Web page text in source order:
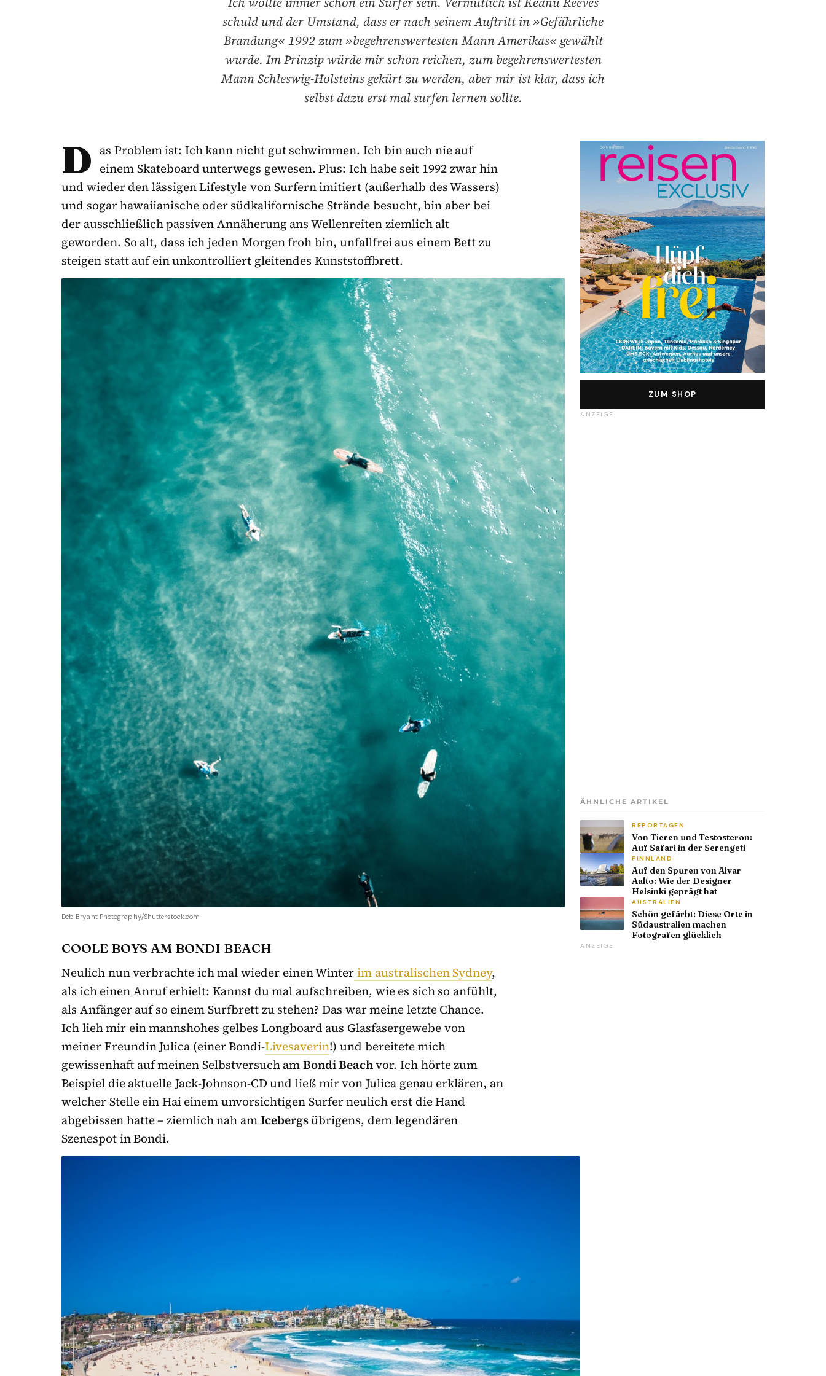
schuld und der Umstand, dass er nach seinem Auftritt in »Gefährliche
Brandung« 1992 zum »begehrenswertesten Mann Amerikas« gewählt
wurde. Im Prinzip würde mir schon reichen, zum begehrenswertesten
Mann Schleswig-Holsteins gekürt zu werden, aber mir ist klar, dass ich
selbst dazu erst mal surfen lernen sollte.
D as Problem ist: Ich kann nicht gut schwimmen. Ich bin auch nie auf
einem Skateboard unterwegs gewesen. Plus: Ich habe seit 1992 zwar hin
und wieder den lässigen Life­style von Surfern imitiert (außerhalb des Wassers)
und sogar hawaiianische oder südkalifornische Strände besucht, bin aber bei
der ausschließlich passiven Annäherung ans Wellenreiten ziemlich alt
geworden. So alt, dass ich jeden Morgen froh bin, unfallfrei aus einem Bett zu
steigen statt auf ein unkontrolliert gleitendes Kunststoffbrett.
Deb Bryant Photography/Shutterstock.com
COOLE BOYS AM BONDI BEACH
Neulich nun verbrachte ich mal wieder einen Winterim australischen Sydney,
als ich einen Anruf erhielt: Kannst du mal aufschreiben, wie es sich so anfühlt,
als Anfänger auf so einem Surfbrett zu stehen? Das war meine letzte Chance.
Ich lieh mir ein mannshohes gelbes Longboard aus Glasfasergewebe von
meiner Freundin Julica (einer Bondi-Livesaverin!) und bereitete mich
gewissenhaft auf meinen Selbstversuch amBondi Beachvor. Ich hörte zum
Beispiel die aktuelle Jack-Johnson-CD und ließ mir von Julica genau erklären, an
welcher Stelle ein Hai einem unvorsichtigen Surfer neulich erst die Hand
abgebissen hatte – ziemlich nah amIcebergsübrigens, dem legendären
Szenespot in Bondi.
ZUM SHOP
ANZEIGE
ÄHNLICHE ARTIKEL
REPORTAGEN
Von Tieren und Testosteron:
Auf Safari in der Serengeti
FINNLAND
Auf den Spuren von Alvar
Aalto: Wie der Designer
Helsinki geprägt hat
AUSTRALIEN
Schön gefärbt: Diese Orte in
Südaustralien machen
Fotografen glücklich
ANZEIGE